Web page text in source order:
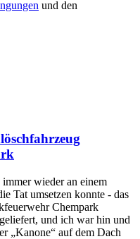
und den
wieder an einem
Tat umsetzen konnte - das
Chempark
und ich war hin und
„Kanone“ auf dem Dach